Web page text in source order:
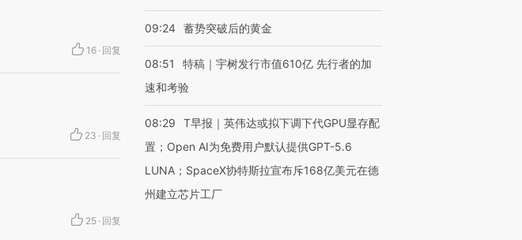
16 · 回复
23 · 回复
25 · 回复
09:24 蓄势突破后的黄金
08:51
特稿｜宇树发行市值610亿 先行者的加
速和考验
08:29
T早报｜英伟达或拟下调下代GPU显存配
置；Open AI为免费用户默认提供GPT-5.6
LUNA；SpaceX协特斯拉宣布斥168亿美元在德
州建立芯片工厂